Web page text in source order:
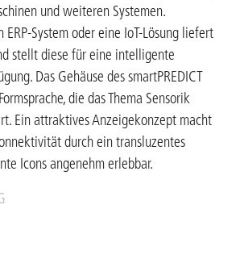
und weiteren Systemen.
ERP-System oder eine IoT-Lösung liefert
stellt diese für eine intelligente
Das Gehäuse des smartPREDICT
die das Thema Sensorik
Ein attraktives Anzeigekonzept macht
durch ein transluzentes
Icons angenehm erlebbar.